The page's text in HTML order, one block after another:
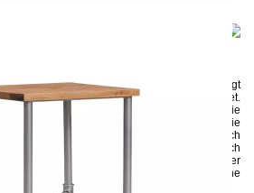
ausWasserrohren und Rohrverbindern gefertigt
eines Hobby-Klemp­ners geeignet.
einen Industrial Look! Die
Eichenholz bietet genugend Platz um
die
zur Hand zu haben. Der Nachttisch
ideale Ergänzung zu jedem Bett. Der kleine Tisch
Pulverbeschichtung in Schwarz, Weiß oder
Farbe wünschen kannst Du uns gerne